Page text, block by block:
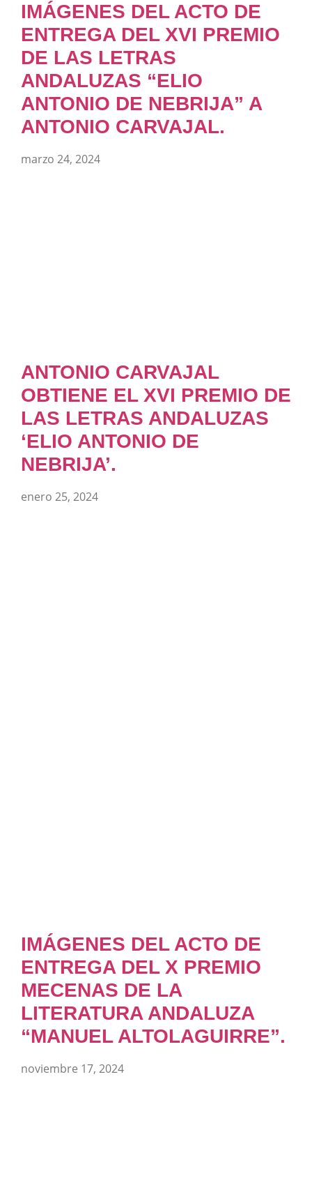
IMÁGENES DEL ACTO DE
ENTREGA DEL XVI PREMIO
DE LAS LETRAS
ANDALUZAS “ELIO
ANTONIO DE NEBRIJA” A
ANTONIO CARVAJAL.
marzo 24, 2024
ANTONIO CARVAJAL
OBTIENE EL XVI PREMIO DE
LAS LETRAS ANDALUZAS
‘ELIO ANTONIO DE
NEBRIJA’.
enero 25, 2024
IMÁGENES DEL ACTO DE
ENTREGA DEL X PREMIO
MECENAS DE LA
LITERATURA ANDALUZA
“MANUEL ALTOLAGUIRRE”.
noviembre 17, 2024